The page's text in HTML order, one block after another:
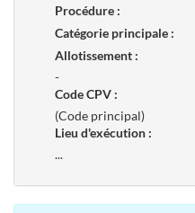
Procédure :
Catégorie principale :
Allotissement :
-
Code CPV :
(Code principal)
Lieu d'exécution :
...